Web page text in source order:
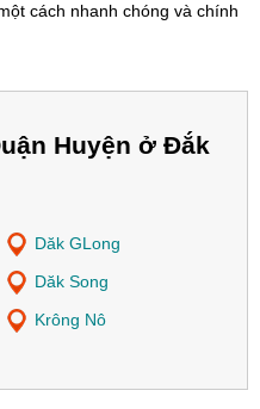
cách nhanh chóng và chính
Huyện ở Đắk
Dăk GLong
Dăk Song
Krông Nô